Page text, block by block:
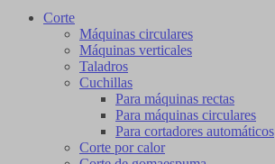
Corte
Máquinas circulares
Máquinas verticales
Taladros
Cuchillas
Para máquinas rectas
Para máquinas circulares
Para cortadores automáticos
Corte por calor